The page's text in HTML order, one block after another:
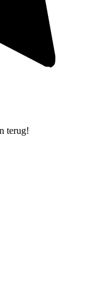
terug!